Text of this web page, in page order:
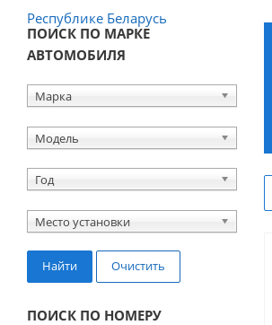
ПОИСК ПО МАРКЕ
АВТОМОБИЛЯ
Марка
Модель
Год
Место установки
Найти Очистить
ПОИСК ПО НОМЕРУ